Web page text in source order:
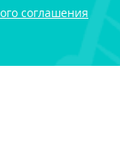
соглашения